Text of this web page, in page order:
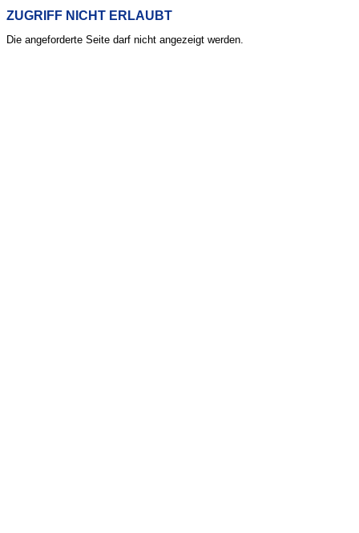
ZUGRIFF NICHT ERLAUBT
Die angeforderte Seite darf nicht angezeigt werden.